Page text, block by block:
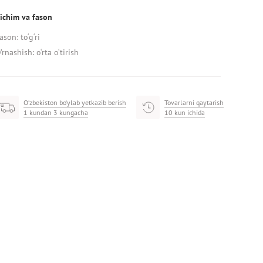
va fason
to‘g‘ri
o‘rta o‘tirish
O‘zbekiston bo‘ylab yetkazib berish
1 kundan 3 kungacha
Tovarlarni qaytarish
10 kun ichida